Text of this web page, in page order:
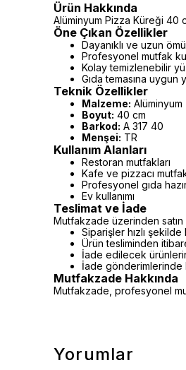
Ürün Hakkında
Alüminyum Pizza Küreği 40
Öne Çıkan Özellikler
Dayanıklı ve uzun
Profesyonel mutfak
Kolay temizlenebilir
Gıda temasına uygun
Teknik Özellikler
Malzeme: Alüminyum
Boyut: 40 cm
Barkod: A 317 40
Menşei: TR
Kullanım Alanları
Restoran mutfakları
Kafe ve pizzacı
Profesyonel gıda
Ev kullanımı
Teslimat ve İade
Mutfakzade üzerinden satın
Siparişler hızlı
Ürün tesliminden
İade edilecek
İade gönderimlerinde
Mutfakzade Hakkında
Mutfakzade, profesyonel
Yorumlar